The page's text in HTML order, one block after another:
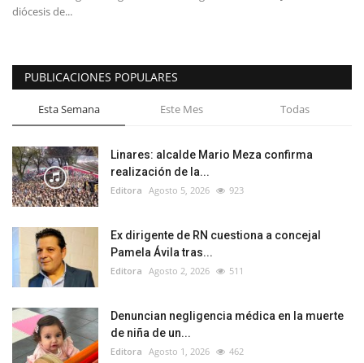
diócesis de...
PUBLICACIONES POPULARES
Esta Semana Este Mes Todas
Linares: alcalde Mario Meza confirma
realización de la...
Editora Agosto 5, 2026 923
Ex dirigente de RN cuestiona a concejal
Pamela Ávila tras...
Editora Agosto 2, 2026 511
Denuncian negligencia médica en la muerte
de niña de un...
Editora Agosto 1, 2026 462